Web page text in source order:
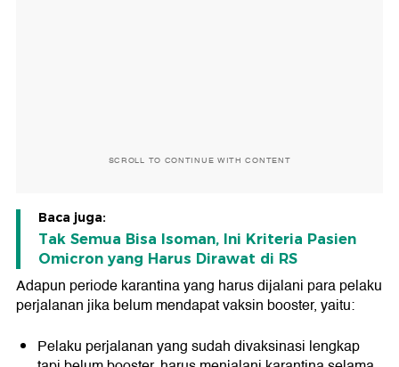
SCROLL TO CONTINUE WITH CONTENT
Baca juga:
Tak Semua Bisa Isoman, Ini Kriteria Pasien
Omicron yang Harus Dirawat di RS
Adapun periode karantina yang harus dijalani para pelaku
perjalanan jika belum mendapat vaksin booster, yaitu:
Pelaku perjalanan yang sudah divaksinasi lengkap